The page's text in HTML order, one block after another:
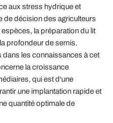
aux stress hydrique et
de décision des agriculteurs
la préparation du lit
profondeur de semis.
dans les connaissances à cet
la croissance
qui est d'une
une implantation rapide et
quantité optimale de